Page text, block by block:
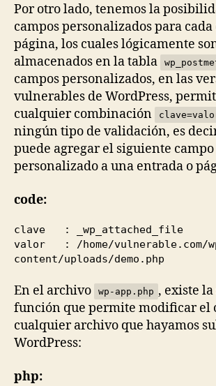
Por otro lado, tenemos la
campos personalizados para
página, los cuales lógicamente
almacenados en la tabla
campos personalizados, en las
vulnerables de WordPress,
cualquier combinación
ningún tipo de validación, es
puede agregar el siguiente campo
personalizado a una entrada o
code:
clave : _wp_attached_file
valor : /home/vulnerable.com/
content/uploads/demo.php
En el archivo wp-app.php , existe
función que permite modificar el
cualquier archivo que hayamos
WordPress:
php: